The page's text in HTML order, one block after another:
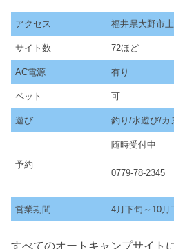
アクセス 福井県大野市
サイト数 72ほど
AC電源 有り
ペット 可
遊び 釣り/水遊び/カ
予約
随時受付中
0779-78-2345
営業期間 4月下旬～10月
すべてのオートキャンプサイト